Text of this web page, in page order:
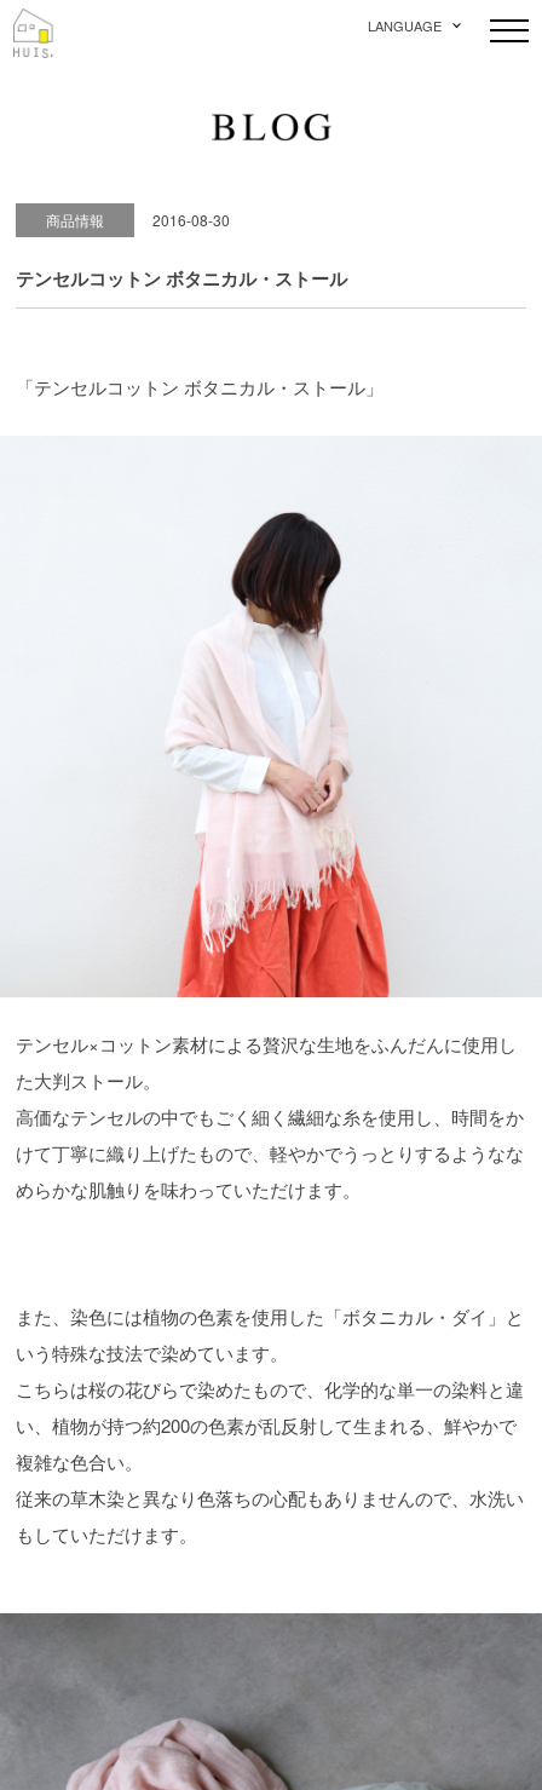
LANGUAGE
商品情報 2016-08-30
テンセルコットン ボタニカル・ストール
「テンセルコットン ボタニカル・ストール」
テンセル×コットン素材による贅沢な生地をふんだんに使用し
た大判ストール。
高価なテンセルの中でもごく細く繊細な糸を使用し、時間をか
けて丁寧に織り上げたもので、軽やかでうっとりするようなな
めらかな肌触りを味わっていただけます。
また、染色には植物の色素を使用した「ボタニカル・ダイ」と
いう特殊な技法で染めています。
こちらは桜の花びらで染めたもので、化学的な単一の染料と違
い、植物が持つ約200の色素が乱反射して生まれる、鮮やかで
複雑な色合い。
従来の草木染と異なり色落ちの心配もありませんので、水洗い
もしていただけます。